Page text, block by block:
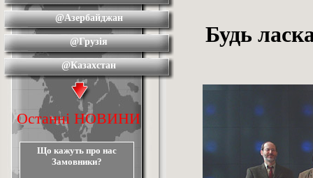
@Азербайджан
@Грузія
@Казахстан
@Польща
@Угорщина
@Іран
@Україна
Останні НОВИНИ
Що кажуть про нас
Замовники?
Будь